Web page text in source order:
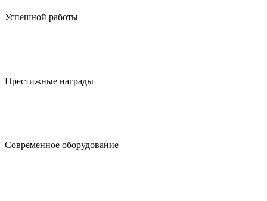
Успешной работы
Престижные награды
Современное оборудование